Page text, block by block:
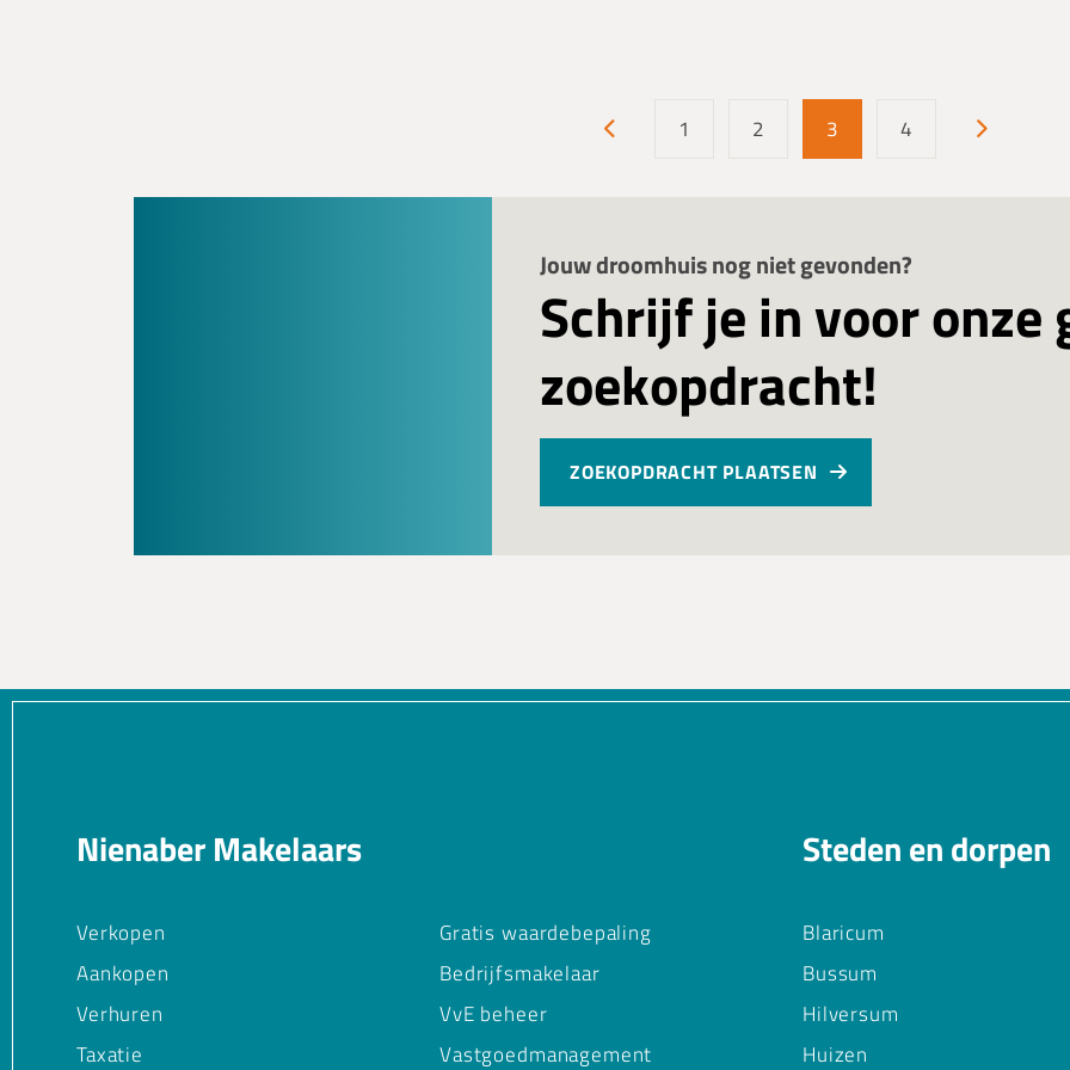
1 2 3 4
Jouw droomhuis nog niet gevonden?
Schrijf je in voor onze
zoekopdracht!
ZOEKOPDRACHT PLAATSEN
Nienaber Makelaars
Verkopen
Aankopen
Verhuren
Taxatie
Gratis waardebepaling
Bedrijfsmakelaar
VvE beheer
Vastgoedmanagement
Steden en dorpen
Blaricum
Bussum
Hilversum
Huizen